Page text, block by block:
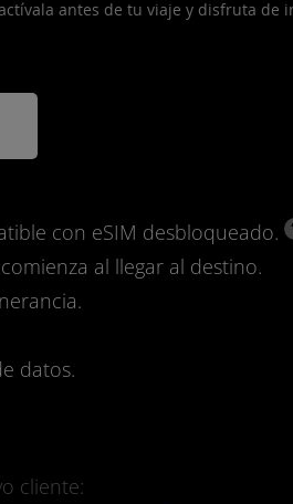
antes de tu viaje y disfruta de
con eSIM desbloqueado.
al llegar al destino.
datos.
cliente: